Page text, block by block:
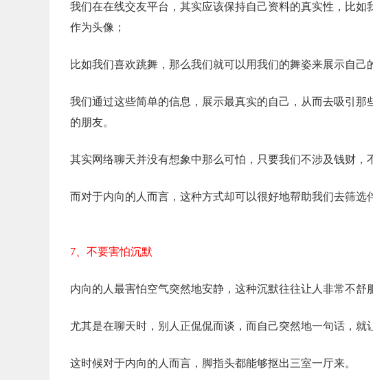
我们在在线交友平台，其实应该保持自己资料的真实性，比
作为头像；
比如我们喜欢跳舞，那么我们就可以用我们的舞姿来展示自己
我们通过这些简单的信息，展示最真实的自己，从而去吸引
的朋友。
其实网络聊天并没有想象中那么可怕，只要我们不涉及钱财，
而对于内向的人而言，这种方式却可以很好地帮助我们去筛选
7、不要害怕沉默
内向的人最害怕空气突然地安静，这种沉默往往让人非常不舒
尤其是在聊天时，别人正侃侃而谈，而自己突然地一句话，就
这时候对于内向的人而言，脚指头都能够抠出三室一厅来。